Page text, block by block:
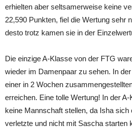
erhielten aber seltsamerweise keine
22,590 Punkten, fiel die Wertung sehr
desto trotz kamen sie in der
Die einzige A-Klasse von der FTG
wieder im Damenpaar zu sehen. In
einer in 2 Wochen
erreichen. Eine tolle Wertung! In der
keine Mannschaft stellen, da Isha sich
verletzte und nicht mit Sascha starten